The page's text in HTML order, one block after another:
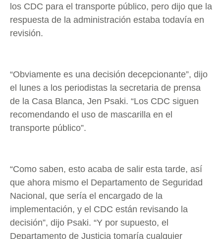
los CDC para el transporte público, pero dijo que la
respuesta de la administración estaba todavía en
revisión.
“Obviamente es una decisión decepcionante”, dijo
el lunes a los periodistas la secretaria de prensa
de la Casa Blanca, Jen Psaki. “Los CDC siguen
recomendando el uso de mascarilla en el
transporte público”.
“Como saben, esto acaba de salir esta tarde, así
que ahora mismo el Departamento de Seguridad
Nacional, que sería el encargado de la
implementación, y el CDC están revisando la
decisión”, dijo Psaki. “Y por supuesto, el
Departamento de Justicia tomaría cualquier